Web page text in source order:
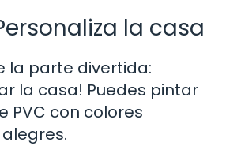
la casa
la parte divertida:
la casa! Puedes pintar
PVC con colores